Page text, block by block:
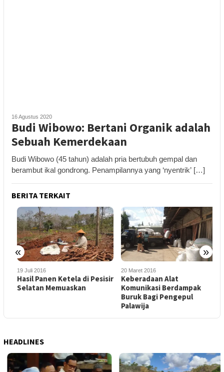
16 Agustus 2020
Budi Wibowo: Bertani Organik adalah
Sebuah Kemerdekaan
Budi Wibowo (45 tahun) adalah pria bertubuh gempal dan
berambut ikal gondrong. Penampilannya yang ‘nyentrik’ […]
BERITA TERKAIT
« »
19 Juli 2016
Hasil Panen Ketela di Pesisir
Selatan Memuaskan
20 Maret 2016
Keberadaan Alat
Komunikasi Berdampak
Buruk Bagi Pengepul
Palawija
HEADLINES